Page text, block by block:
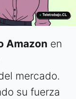
Amazon en
mercado.
su fuerza